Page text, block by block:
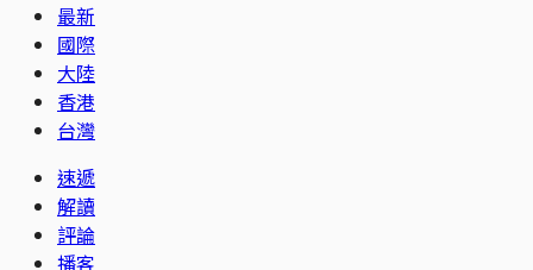
最新
國際
大陸
香港
台灣
速遞
解讀
評論
播客